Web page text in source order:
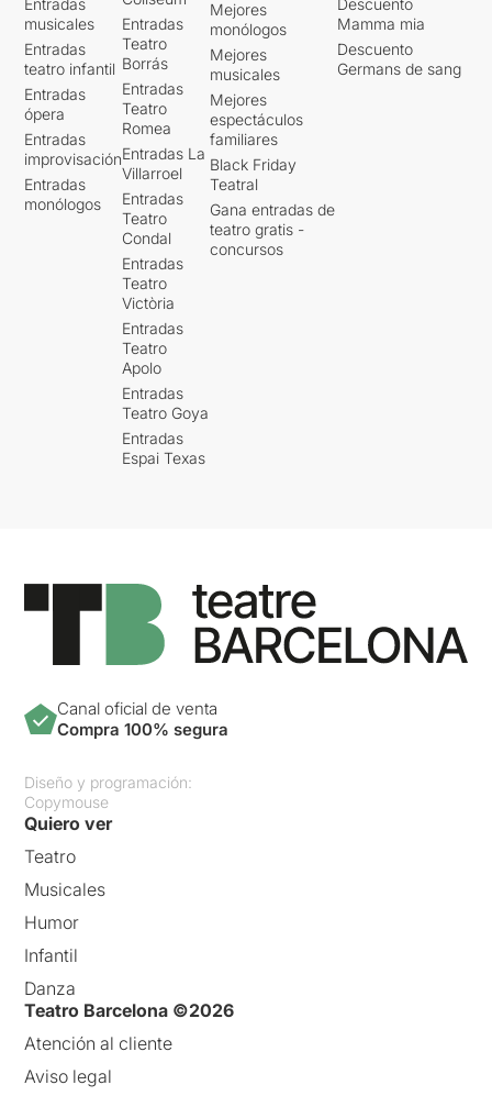
una estona divertida, que ja
és molt.
Si voleu llegir la valoració
original sencera, només heu
de clicarAQUÍ
musicales
Entradas
teatro infantil
Entradas
ópera
Entradas
improvisación
Entradas
monólogos
Entradas
Teatro
Borrás
Entradas
Teatro
Romea
Entradas La
Villarroel
Entradas
Teatro
Condal
Entradas
Teatro
Victòria
Entradas
Teatro
Apolo
Entradas
Teatro Goya
Entradas
Espai Texas
Mejores
monólogos
Mejores
musicales
Mejores
espectáculos
familiares
Black Friday
Teatral
Gana entradas de
teatro gratis -
concursos
Mamma mia
Descuento
Germans de sang
Canal oficial de venta
Compra 100% segura
Diseño y programación:
Copymouse
Quiero ver
Teatro
Musicales
Humor
Infantil
Danza
Teatro Barcelona ©2026
Atención al cliente
Aviso legal